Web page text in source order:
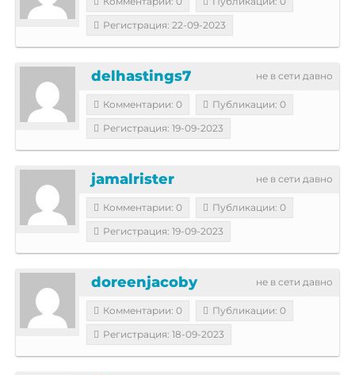
Регистрация: 22-09-2023
не в сети давно
delhastings7
Комментарии: 0
Публикации: 0
Регистрация: 19-09-2023
не в сети давно
jamalrister
Комментарии: 0
Публикации: 0
Регистрация: 19-09-2023
не в сети давно
doreenjacoby
Комментарии: 0
Публикации: 0
Регистрация: 18-09-2023